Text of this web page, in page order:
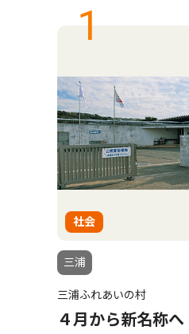
1
社会
三浦
三浦ふれあいの村
４月から新名称へ